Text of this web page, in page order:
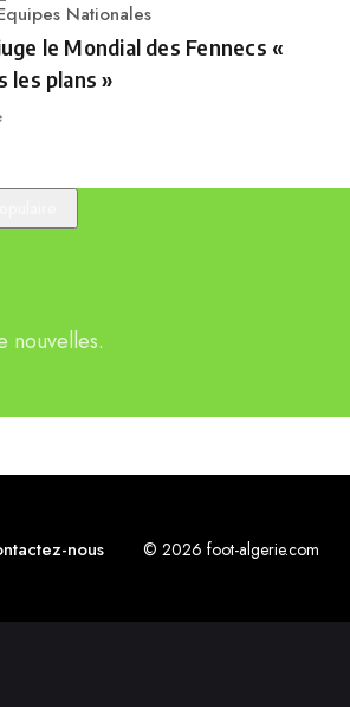
Nationales
le Mondial des Fennecs «
les plans »
nouvelles.
nous © 2026 foot-algerie.com